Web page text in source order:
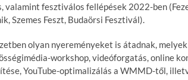
valamint fesztiválos fellépések 2022-ben
Szemes Feszt, Budaörsi Fesztivál).
olyan nyereményeket is átadnak,
workshop, videóforgatás, online
YouTube-optimalizálás a WMMD-től,